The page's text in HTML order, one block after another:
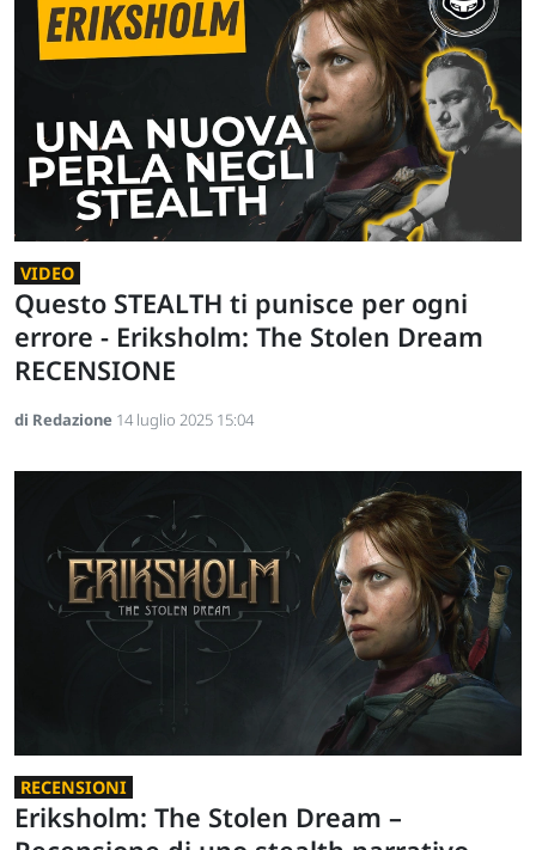
VIDEO
Questo STEALTH ti punisce per ogni
errore - Eriksholm: The Stolen Dream
RECENSIONE
di Redazione 14 luglio 2025 15:04
RECENSIONI
Eriksholm: The Stolen Dream –